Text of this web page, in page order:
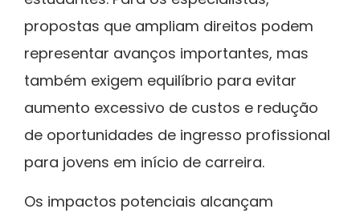
propostas que ampliam direitos podem
representar avanços importantes, mas
também exigem equilíbrio para evitar
aumento excessivo de custos e redução
de oportunidades de ingresso profissional
para jovens em início de carreira.
Os impactos potenciais alcançam